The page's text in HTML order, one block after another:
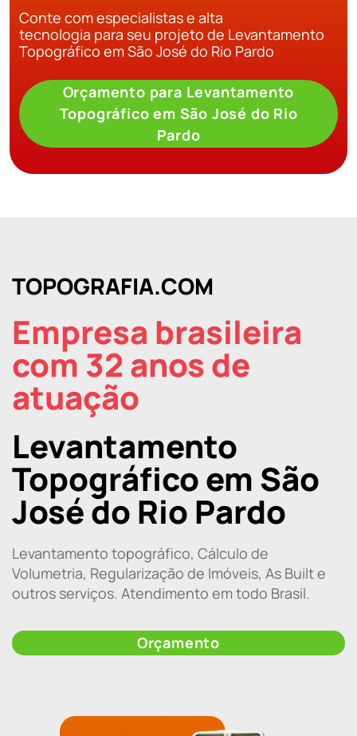
Conte com especialistas e alta
tecnologia para seu projeto de Levantamento
Topográfico em São José do Rio Pardo
Orçamento para Levantamento
Topográfico em São José do Rio
Pardo
TOPOGRAFIA.COM
Empresa brasileira
com 32 anos de
atuação
Levantamento
Topográfico em São
José do Rio Pardo
Levantamento topográfico, Cálculo de
Volumetria, Regularização de Imóveis, As Built e
outros serviços. Atendimento em todo Brasil.
Orçamento